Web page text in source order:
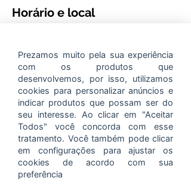
Horário e local
Ipiranga, Porto Alegre - RS, 91370-020,
Brasil
Compartilhe esse evento
Prezamos muito pela sua experiência
com os produtos que
desenvolvemos, por isso, utilizamos
cookies para personalizar anúncios e
indicar produtos que possam ser do
seu interesse. Ao clicar em "Aceitar
Todos" você concorda com esse
tratamento. Você também pode clicar
em configurações para ajustar os
cookies de acordo com sua
preferência